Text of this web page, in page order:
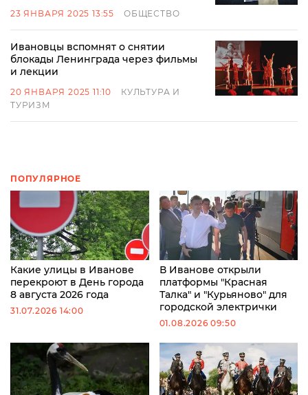
23 ЯНВАРЯ 2025 13:55 ОБЩЕСТВО
Ивановцы вспомнят о снятии
блокады Ленинграда через фильмы
и лекции
20 ЯНВАРЯ 2025 11:10
КУЛЬТУРА И
ТУРИЗМ
ПОПУЛЯРНОЕ
Какие улицы в Иванове
перекроют в День города
8 августа 2026 года
31.07.2026 14:00
В Иванове открыли
платформы "Красная
Талка" и "Курьяново" для
городской электрички
01.08.2026 09:50